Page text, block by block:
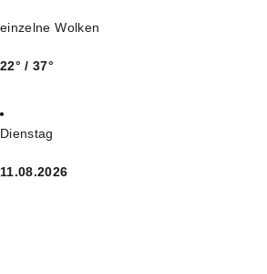
einzelne Wolken
22° / 37°
Dienstag
11.08.2026